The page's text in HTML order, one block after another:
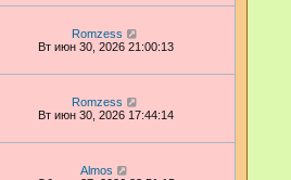
Romzess
Вт июн 30, 2026 21:00:13
Romzess
Вт июн 30, 2026 17:44:14
Almos